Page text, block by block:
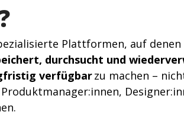
Plattformen, auf denen
durchsucht und
verfügbar zu machen –